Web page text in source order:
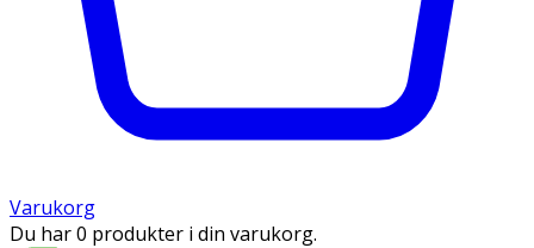
Varukorg
Du har 0 produkter i din varukorg.